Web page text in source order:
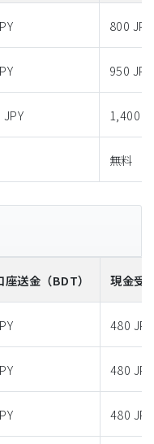
800 JPY
950 JPY
1,400
無料
座送金 （BDT） 現金受
480 JPY
480 JPY
480 JPY